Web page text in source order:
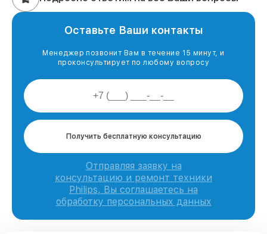
Оставьте Ваши контакты
Менеджер позвонит Вам в течение 15 минут, и
проконсультирует по любому вопросу
Получить бесплатную консультацию
Отправляя заявку на
консультацию и ремонт техники
Philips, Вы соглашаетесь на
обработку персональных данных